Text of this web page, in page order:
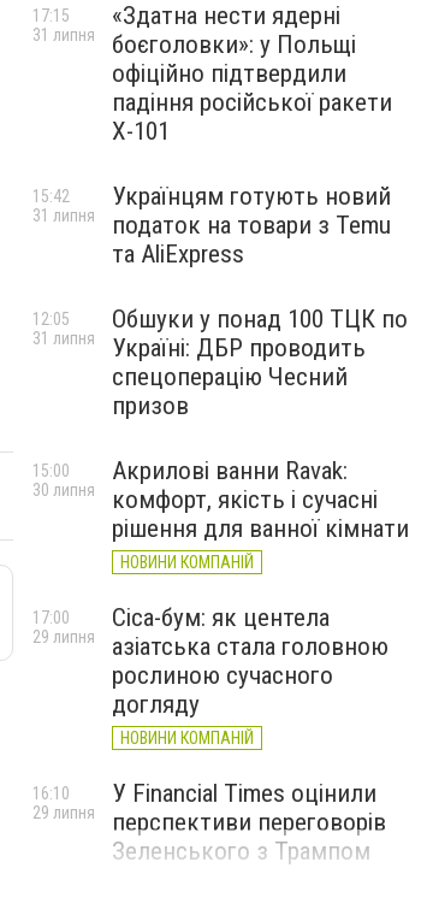
«Здатна нести ядерні
боєголовки»: у Польщі
офіційно підтвердили
падіння російської ракети
Х-101
17:15
31 липня
Українцям готують новий
податок на товари з Temu
та AliExpress
15:42
31 липня
Обшуки у понад 100 ТЦК по
Україні: ДБР проводить
спецоперацію Чесний
призов
12:05
31 липня
Акрилові ванни Ravak:
комфорт, якість і сучасні
рішення для ванної кімнати
НОВИНИ КОМПАНІЙ
15:00
30 липня
Cica-бум: як центела
азіатська стала головною
рослиною сучасного
догляду
НОВИНИ КОМПАНІЙ
17:00
29 липня
У Financial Times оцінили
перспективи переговорів
Зеленського з Трампом
16:10
29 липня